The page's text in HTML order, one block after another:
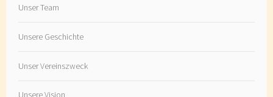
Unser Team
Unsere Geschichte
Unser Vereinszweck